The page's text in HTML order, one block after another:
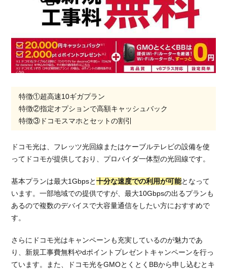
特徴①超高速10ギガプラン
特徴②指定オプションで高額キャッシュバック
特徴③ドコモスマホとセットの割引
ドコモ光は、フレッツ光回線またはケーブルテレビの設備を使
ってドコモが提供しており、プロバイダ一体型の光回線です。
基本プランは最大1Gbpsと十分な速度での利用が可能となって
います。一部地域での提供ですが、最大10Gbpsの出るプランも
あるので複数のデバイスで大容量通信をしたい方におすすめで
す。
さらにドコモ光はキャンペーンも充実しているのが魅力であ
り、新規工事費無料やdポイントプレゼントキャンペーンを行っ
ています。また、ドコモ光をGMOとくとくBBから申し込むとキ